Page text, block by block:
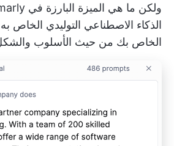
الذكاء الاصطناعي التوليدي الخاص
الخاص بك من حيث الأسلوب والشكل